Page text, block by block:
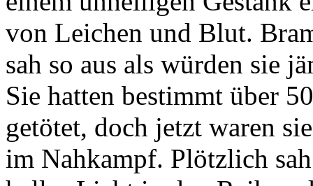
von Leichen und Blut.
sah so aus als würden sie
Sie hatten bestimmt über
getötet, doch jetzt waren
im Nahkampf. Plötzlich